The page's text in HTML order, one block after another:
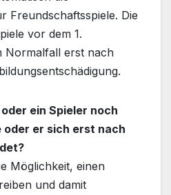
Freundschaftsspiele. Die
vor dem 1.
Normalfall erst nach
ein Spieler noch
er sich erst nach
Möglichkeit, einen
und damit